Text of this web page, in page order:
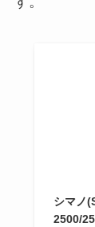
シマノ
2500/